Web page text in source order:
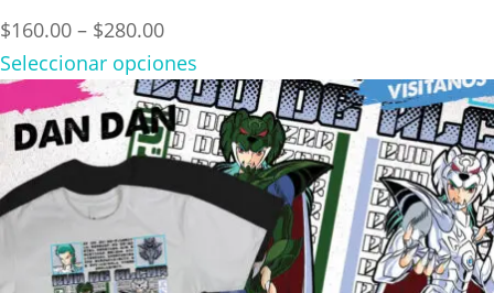
$160.00 – $280.00Price
range:
$160.00
through
$280.00
Seleccionar opciones